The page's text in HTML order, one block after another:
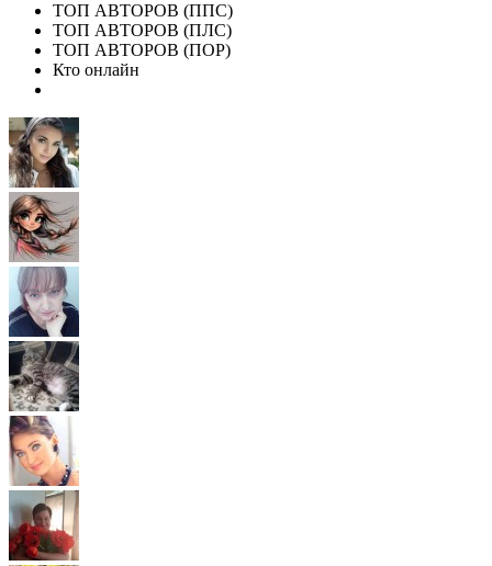
ТОП АВТОРОВ (ППС)
ТОП АВТОРОВ (ПЛС)
ТОП АВТОРОВ (ПОР)
Кто онлайн